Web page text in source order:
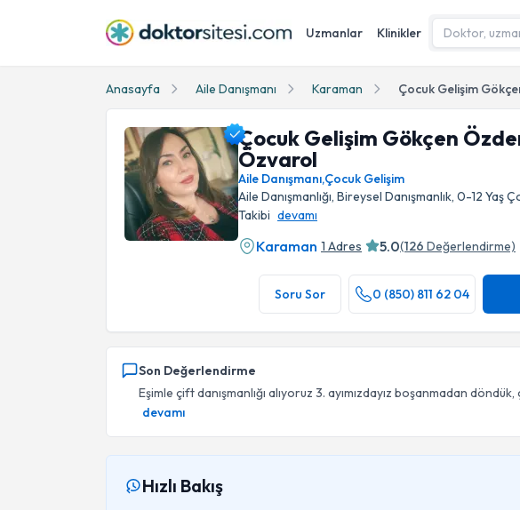
Uzmanlar Klinikler
Anasayfa Aile Danışmanı Karaman Çocuk Gelişim
Çocuk Gelişim Gökçen Özden Özvarol Profil Fotoğrafı
Çocuk Gelişim Gökçen
Özvarol
Aile Danışmanı,Çocuk Gelişim
Aile Danışmanlığı, Bireysel Danışmanlık, 0-12 Yaş
Takibi devamı
Karaman 1 Adres 5.0(126 Değerlendirme)
Soru Sor 0 (850) 811 62 04
Son Değerlendirme
Eşimle çift danışmanlığı alıyoruz 3. ayımızdayız boşanmadan döndük,
devamı
Hızlı Bakış